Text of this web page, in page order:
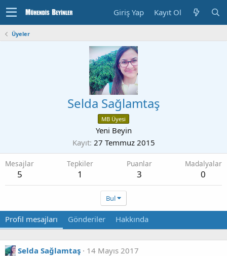
Giriş Yap Kayıt Ol
Üyeler
Selda Sağlamtaş
MB Üyesi
Yeni Beyin
Kayıt 27 Temmuz 2015
Mesajlar
5
Tepkiler
1
Puanlar
3
Madalyalar
0
Bul
Profil mesajları Gönderiler Hakkında
Selda Sağlamtaş
14 Mayıs 2017